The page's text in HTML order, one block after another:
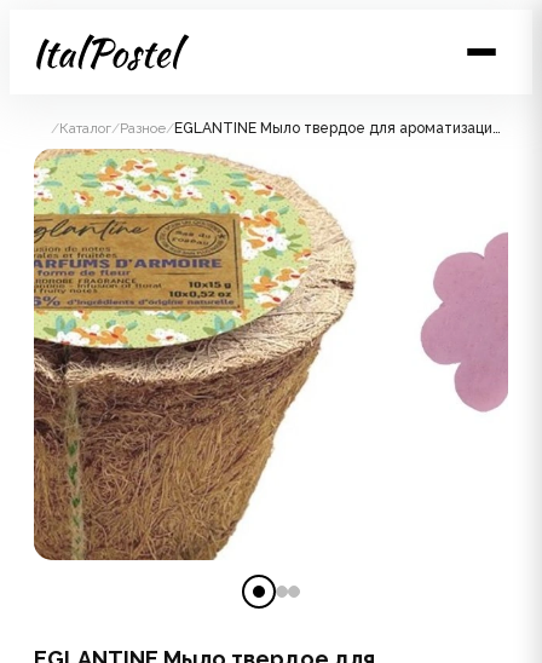
/Каталог/Разное/ EGLANTINE Мыло твердое для ароматизации гардероба набор 10 шт*15 гр, горшочек из кокосовых волокон,